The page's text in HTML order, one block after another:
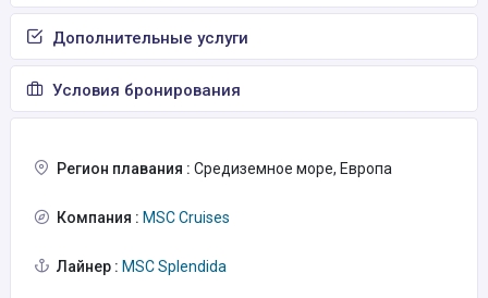
Дополнительные услуги
Условия бронирования
Регион плавания : Средиземное море, Европа
Компания : MSC Cruises
Лайнер : MSC Splendida